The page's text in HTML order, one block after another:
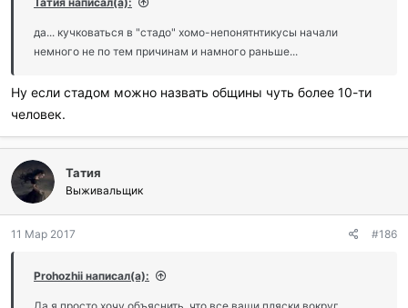
да... кучковаться в "стадо" хомо-непонятнтикусы начали
немного не по тем причинам и намного раньше...
Ну если стадом можно назвать общины чуть более 10-ти
человек.
Татия
Выживальщик
11 Мар 2017 #186
Prohozhii написал(а):